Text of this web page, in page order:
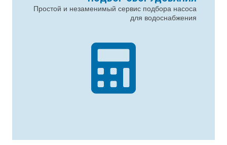
Простой и незаменимый сервис подбора насоса
для водоснабжения